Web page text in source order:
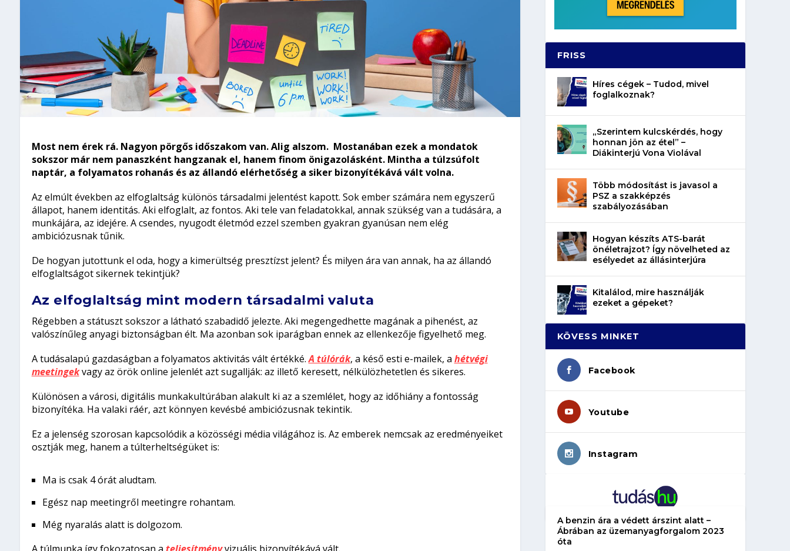
Most nem érek rá. Nagyon pörgős időszakom van. Alig alszom. Mostanában ezek a mondatok
sokszor már nem panaszként hangzanak el, hanem finom önigazolásként. Mintha a túlzsúfolt
naptár, a folyamatos rohanás és az állandó elérhetőség a siker bizonyítékává vált volna.
Az elmúlt években az elfoglaltság különös társadalmi jelentést kapott. Sok ember számára nem egyszerű
állapot, hanem identitás. Aki elfoglalt, az fontos. Aki tele van feladatokkal, annak szükség van a tudására, a
munkájára, az idejére. A csendes, nyugodt életmód ezzel szemben gyakran gyanúsan nem elég
ambiciózusnak tűnik.
De hogyan jutottunk el oda, hogy a kimerültség presztízst jelent? És milyen ára van annak, ha az állandó
elfoglaltságot sikernek tekintjük?
Az elfoglaltság mint modern társadalmi valuta
Régebben a státuszt sokszor a látható szabadidő jelezte. Aki megengedhette magának a pihenést, az
valószínűleg anyagi biztonságban élt. Ma azonban sok iparágban ennek az ellenkezője figyelhető meg.
A tudásalapú gazdaságban a folyamatos aktivitás vált értékké.A túlórák, a késő esti e-mailek, a hétvégi
meetingekvagy az örök online jelenlét azt sugallják: az illető keresett, nélkülözhetetlen és sikeres.
Különösen a városi, digitális munkakultúrában alakult ki az a szemlélet, hogy az időhiány a fontosság
bizonyítéka. Ha valaki ráér, azt könnyen kevésbé ambiciózusnak tekintik.
Ez a jelenség szorosan kapcsolódik a közösségi média világához is. Az emberek nemcsak az eredményeiket
osztják meg, hanem a túlterheltségüket is:
Ma is csak 4 órát aludtam.
Egész nap meetingről meetingre rohantam.
Még nyaralás alatt is dolgozom.
FRISS
Híres cégek – Tudod, mivel
foglalkoznak?
„Szerintem kulcskérdés, hogy
honnan jön az étel” –
Diákinterjú Vona Violával
Több módosítást is javasol a
PSZ a szakképzés
szabályozásában
Hogyan készíts ATS-barát
önéletrajzot? Így növelheted az
esélyedet az állásinterjúra
Kitalálod, mire használják
ezeket a gépeket?
KÖVESS MINKET
Facebook
Youtube
Instagram
A benzin ára a védett árszint alatt –
Ábrában az üzemanyagforgalom 2023
óta